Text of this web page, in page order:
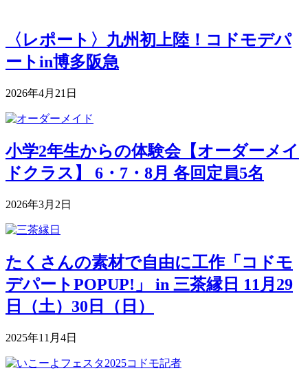
〈レポート〉九州初上陸！コドモデパ
ートin博多阪急
2026年4月21日
小学2年生からの体験会【オーダーメイ
ドクラス】 6・7・8月 各回定員5名
2026年3月2日
たくさんの素材で自由に工作「コドモ
デパートPOPUP!」 in 三茶縁日 11月29
日（土）30日（日）
2025年11月4日